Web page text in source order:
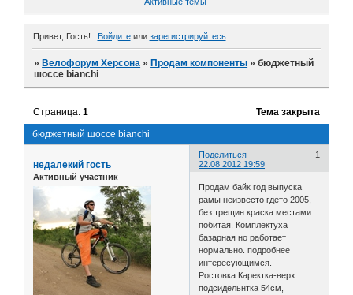
Привет, Гость! Войдитеили зарегистрируйтесь.
»Велофорум Херсона »Продам компоненты »бюджетный
шоссе bianchi
бюджетный шоссе bianchi
Страница:1 Тема закрыта
Поделиться
1
22.08.2012 19:59
недалекий гость
Активный участник
Продам байк год выпуска
рамы неизвесто гдето 2005,
без трещин краска местами
побитая. Комплектуха
базарная но работает
нормально. подробнее
интересующимся.
Ростовка Каректка-верх
подсидельнтка 54см,